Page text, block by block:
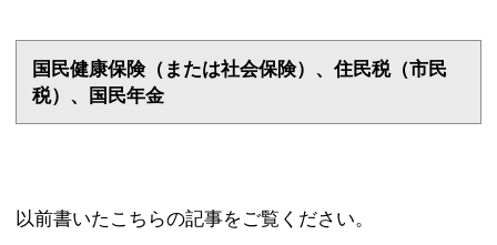
国民健康保険（または社会保険）、住民税（市民
税）、国民年金
以前書いたこちらの記事をご覧ください。